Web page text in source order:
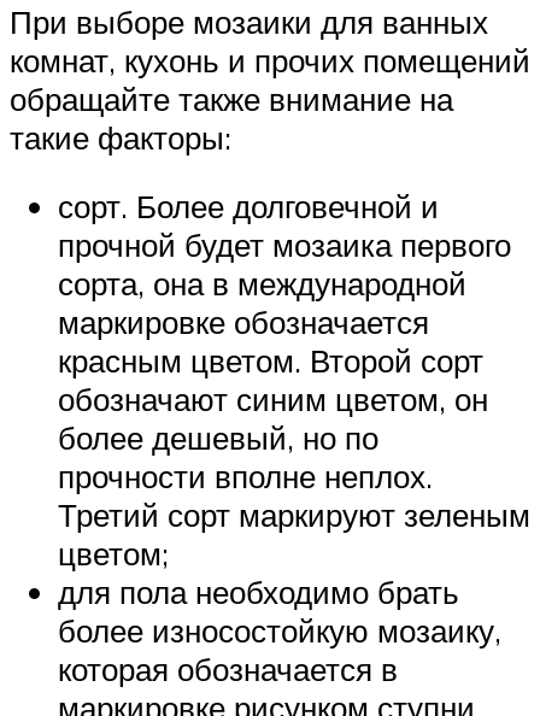
При выборе мозаики для ванных
комнат, кухонь и прочих помещений
обращайте также внимание на
такие факторы:
сорт. Более долговечной и
прочной будет мозаика первого
сорта, она в международной
маркировке обозначается
красным цветом. Второй сорт
обозначают синим цветом, он
более дешевый, но по
прочности вполне неплох.
Третий сорт маркируют зеленым
цветом;
для пола необходимо брать
более износостойкую мозаику,
которая обозначается в
маркировке рисунком ступни.